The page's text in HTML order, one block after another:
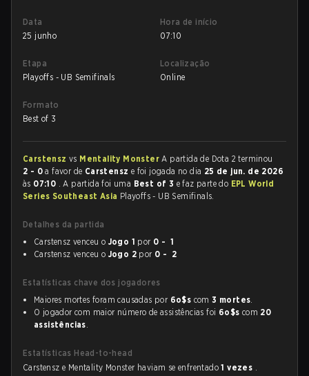
Data
25 junho
Hora de início
07:10
Etapa
Playoffs - UB Semifinals
Localização
Online
Formato
Best of 3
Carstensz vs Mentality MonsterA partida de Dota 2 terminou
2 - 0 a favor de Carstensz e foi jogada no dia 25 de jun. de 2026
às 07:10 . A partida foi uma Best of 3 e faz parte do EPL World
Series Southeast Asia Playoffs - UB Semifinals.
Detalhes da partida
Carstensz venceu o Jogo 1 por 0 - 1
Carstensz venceu o Jogo 2 por 0 - 2
Estatísticas chave dos jogadores
Maiores mortes foram causadas por 6o$s com3 mortes.
O jogador com maior número de assistências foi 6o$s com 20
assistências.
Estatísticas Head-to-head
Carstensz e Mentality Monster haviam se enfrentado1 vezes .